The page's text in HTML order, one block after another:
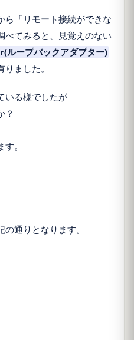
ら「リモート接続ができな
べてみると、見覚えのない
ープバックアダプター)
りました。
いる様でしたが
？
。
通りとなります。